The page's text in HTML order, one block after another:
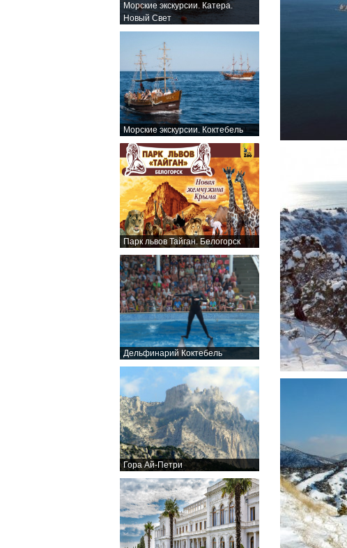
Морские экскурсии. Катера.
Новый Свет
Морские экскурсии. Коктебель
Парк львов Тайган. Белогорск
Дельфинарий Коктебель
Гора Ай-Петри